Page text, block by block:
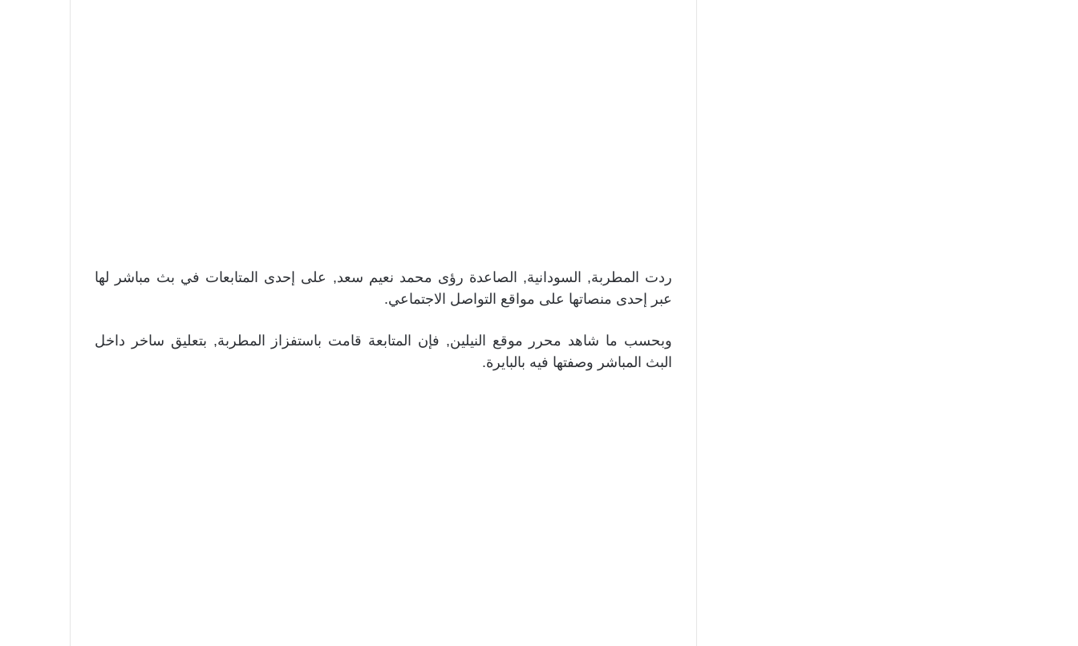
ردت المطربة, السودانية, الصاعدة رؤى محمد نعيم سعد, على إحدى المتابعات في بث مباشر لها
عبر إحدى منصاتها على مواقع التواصل الاجتماعي.
وبحسب ما شاهد محرر موقع النيلين, فإن المتابعة قامت باستفزاز المطربة, بتعليق ساخر داخل
البث المباشر وصفتها فيه بالبايرة.